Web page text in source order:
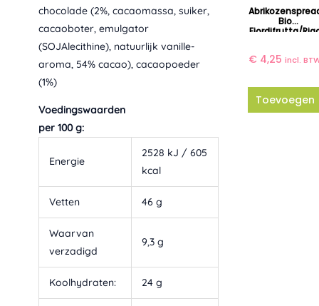
chocolade (2%, cacaomassa, suiker,
cacaoboter, emulgator
(SOJAlecithine), natuurlijk vanille-
aroma, 54% cacao), cacaopoeder
(1%)
Voedingswaarden
per 100 g:
Energie
2528 kJ / 605
kcal
Vetten 46 g
Waarvan
verzadigd
9,3 g
Koolhydraten: 24 g
Bio
Fiordifrutta/
€ 4,25 incl.
Toevoegen